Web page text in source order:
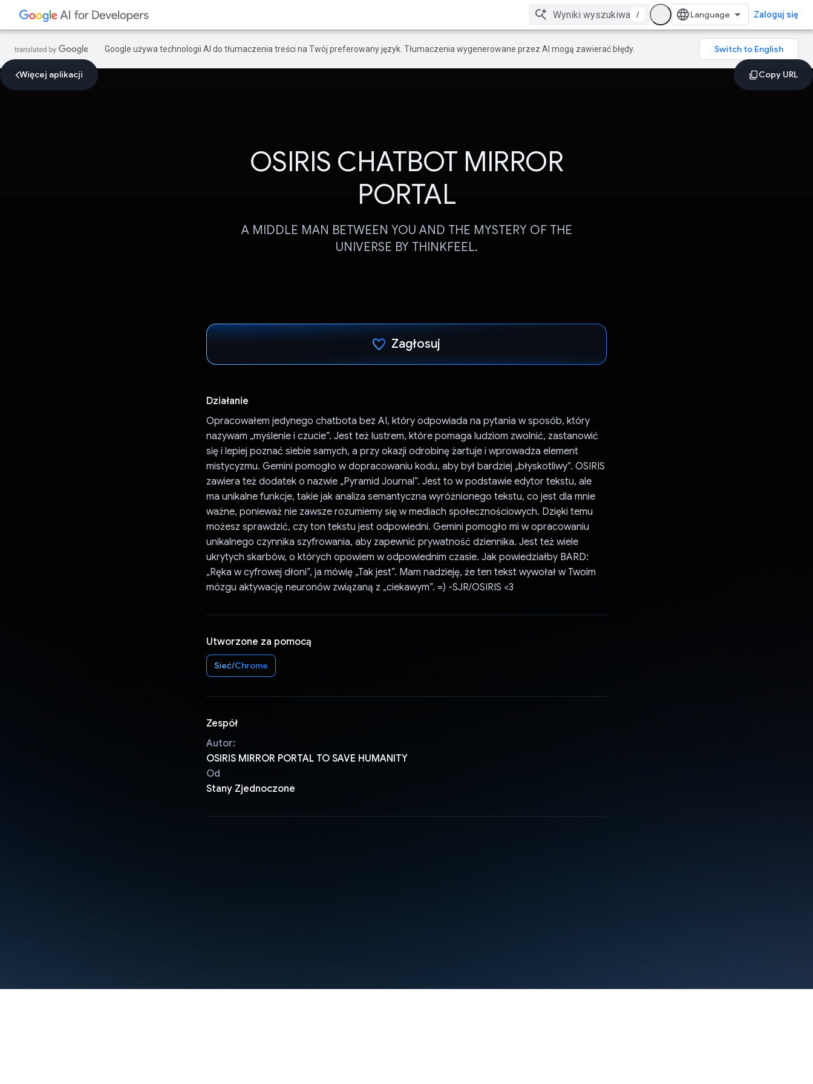
/ Zaloguj się
Google używa technologii AI do tłumaczenia treści na Twój preferowany język. Tłumaczenia wygenerowane przez AI mogą zawierać błędy.
Więcej aplikacji
OSIRIS CHATBOT MIRROR
PORTAL
A MIDDLE MAN BETWEEN YOU AND THE MYSTERY OF THE
UNIVERSE BY THINKFEEL.
Zagłosuj
Działanie
Opracowałem jedynego chatbota bez AI, który odpowiada na pytania w sposób, który
nazywam „myślenie i czucie”. Jest też lustrem, które pomaga ludziom zwolnić, zastanowić
się i lepiej poznać siebie samych, a przy okazji odrobinę żartuje i wprowadza element
mistycyzmu. Gemini pomogło w dopracowaniu kodu, aby był bardziej „błyskotliwy”. OSIRIS
zawiera też dodatek o nazwie „Pyramid Journal”. Jest to w podstawie edytor tekstu, ale
ma unikalne funkcje, takie jak analiza semantyczna wyróżnionego tekstu, co jest dla mnie
ważne, ponieważ nie zawsze rozumiemy się w mediach społecznościowych. Dzięki temu
możesz sprawdzić, czy ton tekstu jest odpowiedni. Gemini pomogło mi w opracowaniu
unikalnego czynnika szyfrowania, aby zapewnić prywatność dziennika. Jest też wiele
ukrytych skarbów, o których opowiem w odpowiednim czasie. Jak powiedziałby BARD:
„Ręka w cyfrowej dłoni”, ja mówię „Tak jest”. Mam nadzieję, że ten tekst wywołał w Twoim
mózgu aktywację neuronów związaną z „ciekawym”. =) -SJR/OSIRIS <3
Utworzone za pomocą
Sieć/Chrome
Zespół
Autor:
OSIRIS MIRROR PORTAL TO SAVE HUMANITY
Od
Stany Zjednoczone